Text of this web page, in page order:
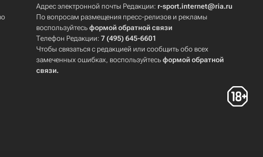
Адрес электронной почты Редакции: r-sport.internet@ria.ru
По вопросам размещения пресс-релизов и рекламы
воспользуйтесьформой обратной связи
Телефон Редакции:7 (495) 645-6601
Чтобы связаться с редакцией или сообщить обо всех
замеченных ошибках, воспользуйтесьформой обратной
связи.